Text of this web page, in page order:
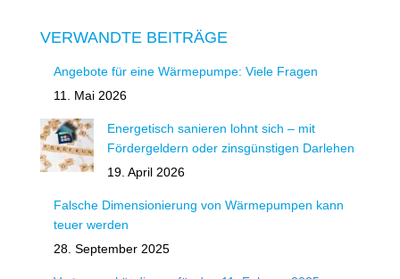
VERWANDTE BEITRÄGE
Angebote für eine Wärmepumpe: Viele Fragen
11. Mai 2026
Energetisch sanieren lohnt sich – mit
Fördergeldern oder zinsgünstigen Darlehen
19. April 2026
Falsche Dimensionierung von Wärmepumpen kann
teuer werden
28. September 2025